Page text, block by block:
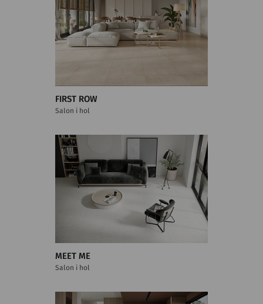
FIRST ROW
Salon i hol
MEET ME
Salon i hol